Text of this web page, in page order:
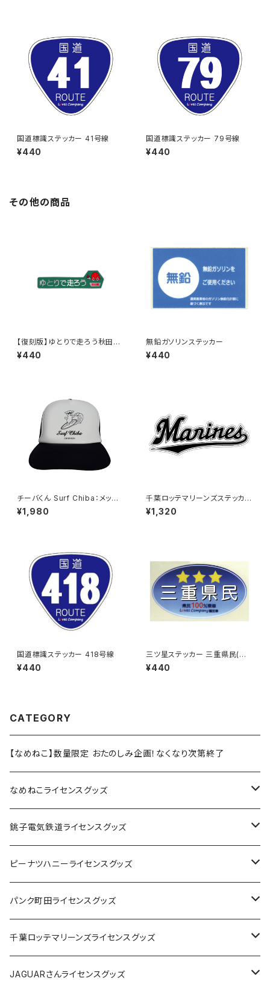
国道標識ステッカー 41号線
¥440
国道標識ステッカー 79号線
¥440
その他の商品
【復刻版】ゆとりで走ろう秋田県
（緑）：ステッカー
¥440
無鉛ガソリンステッカー
¥440
チーバくん Surf Chiba：メッシ
ュキャップ（Bホワイト）
¥1,980
千葉ロッテマリーンズステッカー
16（特大）
¥1,320
国道標識ステッカー 418号線
¥440
三ツ星ステッカー 三重県民(ブ
ルー)
¥440
CATEGORY
【なめねこ】数量限定 おたのしみ企画！なくなり次第終了
なめねこライセンスグッズ
Tシャツ
キャップ
ステッカー
缶バッジ
ホテルキーホルダー
銚子電気鉄道ライセンスグッズ
ステッカー
缶バッジ
アクリルキーホルダー
ホテルキーホルダー
ピーナツハニーライセンスグッズ
Tシャツ
キャップ
バッグ
パンク町田ライセンスグッズ
Tシャツ
キャップ
千葉ロッテマリーンズライセンスグッズ
ステッカー
JAGUARさんライセンスグッズ